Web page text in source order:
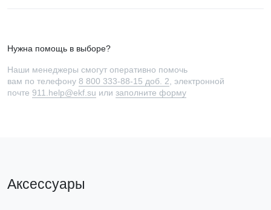
Нужна помощь в выборе?
Наши менеджеры смогут оперативно помочь
вам по телефону 8 800 333-88-15 доб. 2 , электронной
почте 911.help@ekf.su или заполните форму
Аксессуары